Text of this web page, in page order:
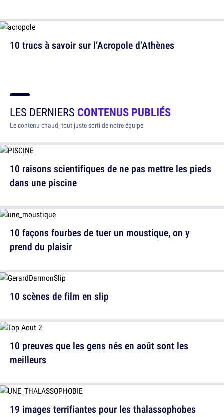
10 trucs à savoir sur l’Acropole d’Athènes
LES DERNIERS CONTENUS PUBLIÉS
Le contenu chaud, tout juste sorti de notre équipe
10 raisons scientifiques de ne pas mettre les pieds
dans une piscine
10 scènes de film en slip
19 images terrifiantes pour les thalassophobes
10 façons fourbes de tuer un moustique, on y
prend du plaisir
10 preuves que les gens nés en août sont les
meilleurs